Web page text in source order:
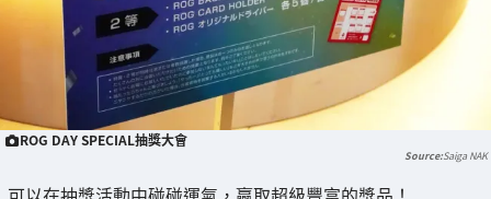
ROG DAY SPECIAL抽獎大會
Saiga NAK